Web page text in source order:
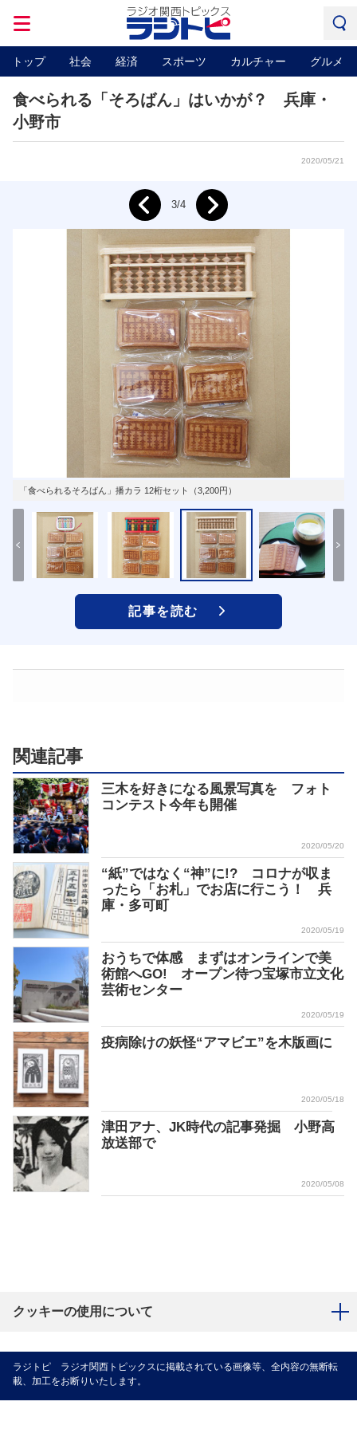
トップ 社会 経済 スポーツ カルチャー グルメ
食べられる「そろばん」はいかが？ 兵庫・
小野市
2020/05/21
「食べられるそろばん」播カラ 12桁セット（3,200円）
Prev 3/4 Next
記事を読む
関連記事
三木を好きになる風景写真を フォト
コンテスト今年も開催
2020/05/20
“紙”ではなく“神”に!? コロナが収ま
ったら「お札」でお店に行こう！ 兵
庫・多可町
2020/05/19
おうちで体感 まずはオンラインで美
術館へGO! オープン待つ宝塚市立文化
芸術センター
2020/05/19
疫病除けの妖怪“アマビエ”を木版画に
2020/05/18
津田アナ、JK時代の記事発掘 小野高
放送部で
2020/05/08
クッキーの使用について
ラジトピ ラジオ関西トピックスに掲載されている画像等、全内容の無断転
載、加工をお断りいたします。